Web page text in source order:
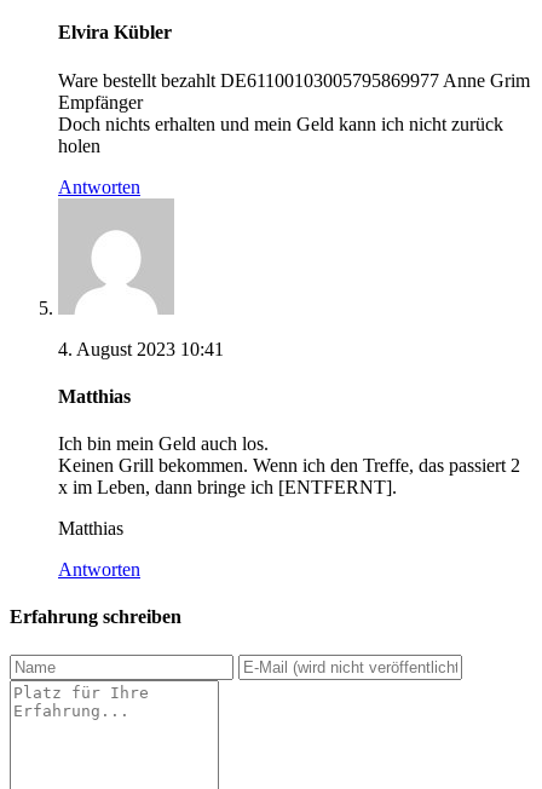
Elvira Kübler
Ware bestellt bezahlt DE61100103005795869977 Anne Grim
Empfänger
Doch nichts erhalten und mein Geld kann ich nicht zurück
holen
Antworten
4. August 2023 10:41
Matthias
Ich bin mein Geld auch los.
Keinen Grill bekommen. Wenn ich den Treffe, das passiert 2
x im Leben, dann bringe ich [ENTFERNT].
Matthias
Antworten
Erfahrung schreiben